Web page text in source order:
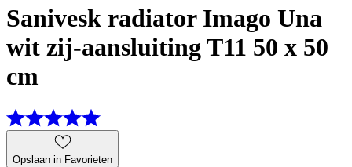
Sanivesk radiator Imago Una
wit zij-aansluiting T11 50 x 50
cm
Opslaan in Favorieten